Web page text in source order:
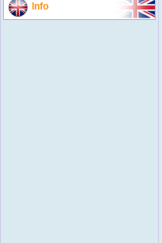
Info